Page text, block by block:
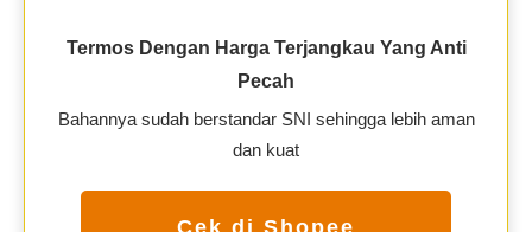
Termos Dengan Harga Terjangkau Yang Anti
Pecah
Bahannya sudah berstandar SNI sehingga lebih aman
dan kuat